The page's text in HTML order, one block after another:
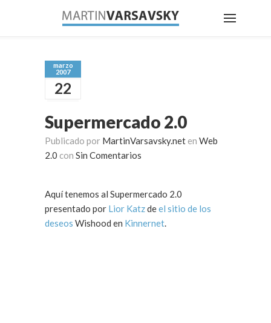
marzo
2007
22
Supermercado 2.0
Publicado por MartinVarsavsky.net en Web
2.0 con Sin Comentarios
Aquí tenemos al Supermercado 2.0
presentado por Lior Katzdeel sitio de los
deseos Wishood en Kinnernet.